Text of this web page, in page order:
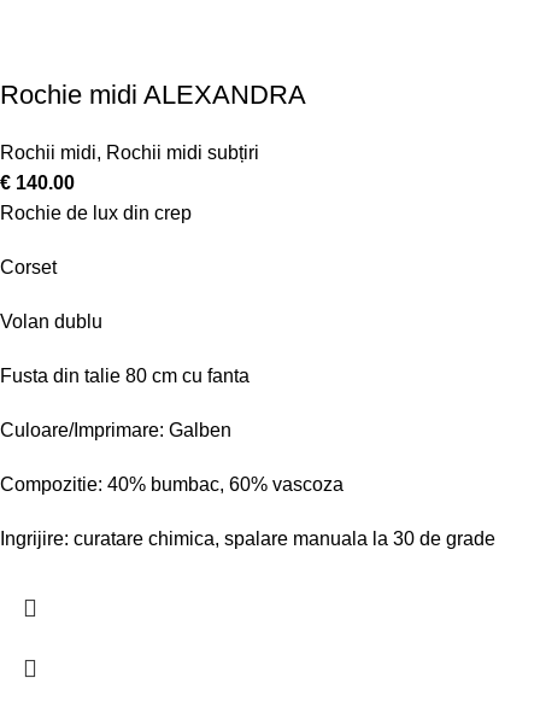
Rochie midi ALEXANDRA
Rochii midi, Rochii midi subțiri
€ 140.00
Rochie de lux din crep
Corset
Volan dublu
Fusta din talie 80 cm cu fanta
Culoare/Imprimare: Galben
Compozitie: 40% bumbac, 60% vascoza
Ingrijire: curatare chimica, spalare manuala la 30 de grade